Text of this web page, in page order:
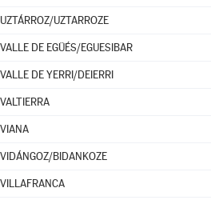
UZTÁRROZ/UZTARROZE
VALLE DE EGÜÉS/EGUESIBAR
VALLE DE YERRI/DEIERRI
VALTIERRA
VIANA
VIDÁNGOZ/BIDANKOZE
VILLAFRANCA